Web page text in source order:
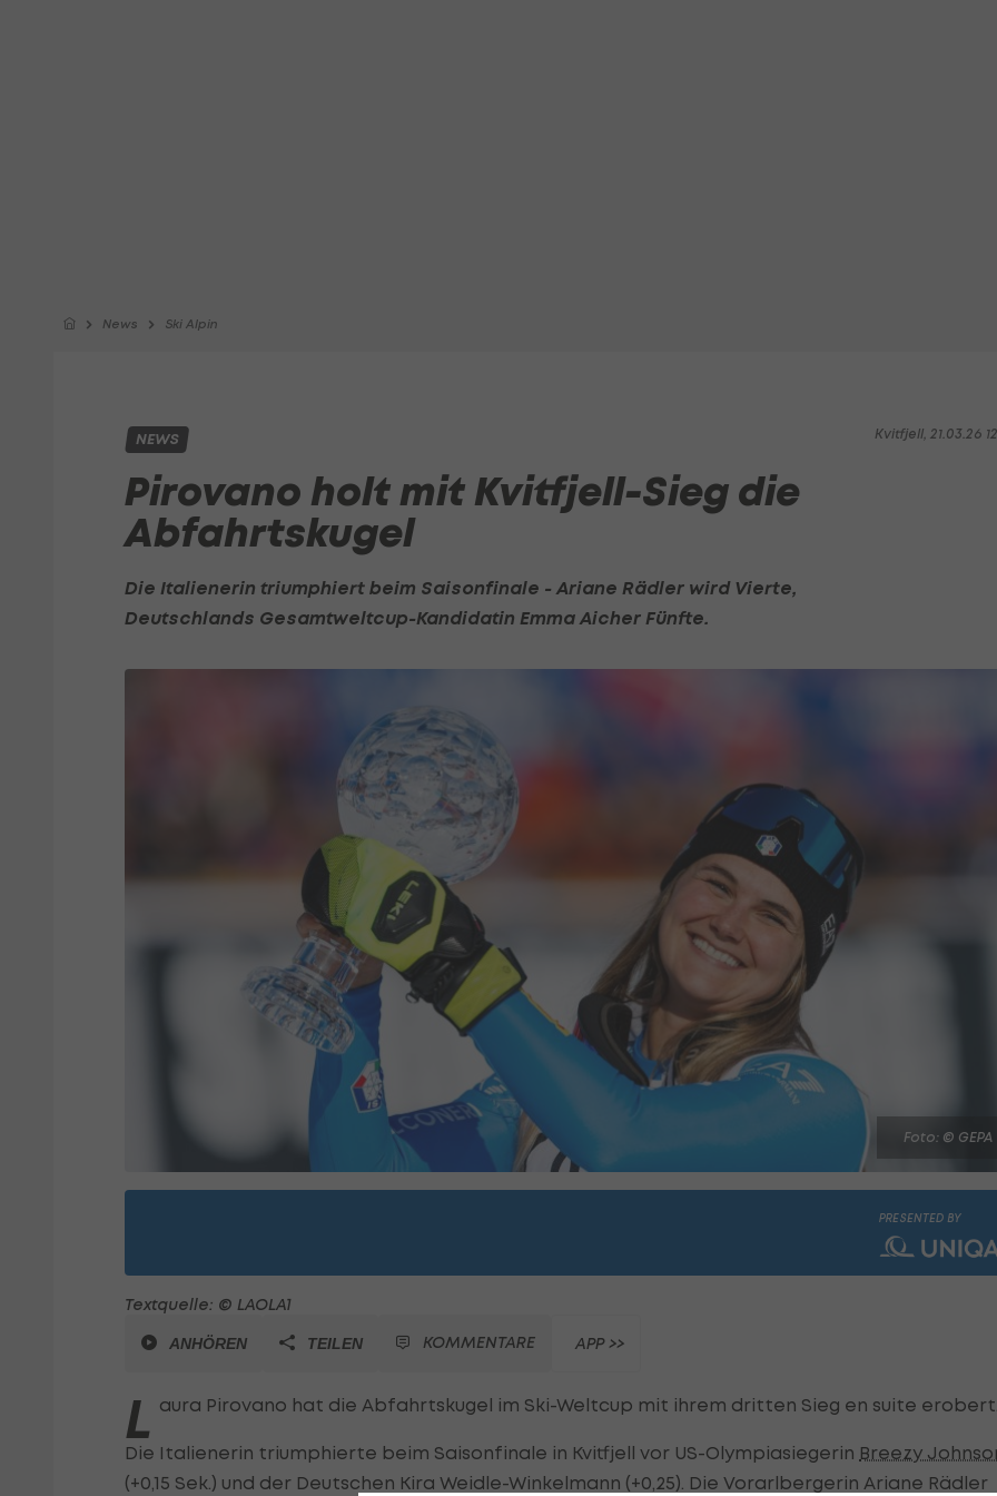
News Ski Alpin
Kvitfjell, 21.03.26
NEWS
Pirovano holt mit Kvitfjell-Sieg die
Abfahrtskugel
Die Italienerin triumphiert beim Saisonfinale - Ariane Rädler wird Vierte,
Deutschlands Gesamtweltcup-Kandidatin Emma Aicher Fünfte.
Foto: © GEPA
PRESENTED BY
Textquelle: © LAOLA1
ANHÖREN TEILEN KOMMENTARE APP >>
L aura Pirovano hat die Abfahrtskugel im Ski-Weltcup mit ihrem dritten Sieg en suite
Die Italienerin triumphierte beim Saisonfinale in Kvitfjell vor US-Olympiasiegerin Breezy
(+0,15 Sek.) und der Deutschen Kira Weidle-Winkelmann (+0,25). Die Vorarlbergerin Ariane Rädler